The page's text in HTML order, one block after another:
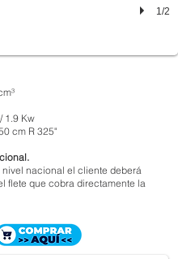
1/2
1.9 Kw
cm R 325"
nivel nacional el cliente deberá
flete que cobra directamente la
STIHL MS 250